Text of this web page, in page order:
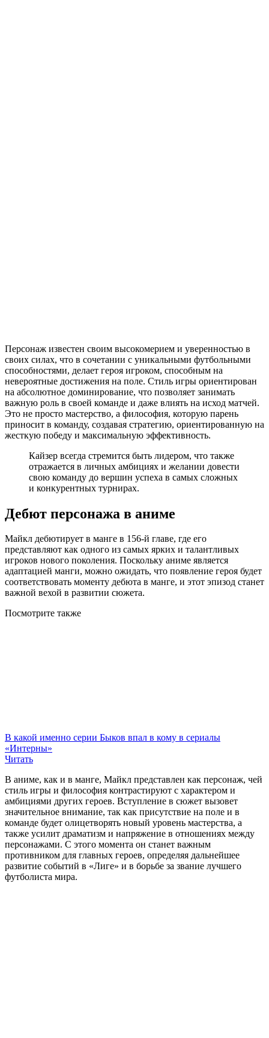
Персонаж известен своим высокомерием и уверенностью в
своих силах, что в сочетании с уникальными футбольными
способностями, делает героя игроком, способным на
невероятные достижения на поле. Стиль игры ориентирован
на абсолютное доминирование, что позволяет занимать
важную роль в своей команде и даже влиять на исход матчей.
Это не просто мастерство, а философия, которую парень
приносит в команду, создавая стратегию, ориентированную на
жесткую победу и максимальную эффективность.
Кайзер всегда стремится быть лидером, что также
отражается в личных амбициях и желании довести
свою команду до вершин успеха в самых сложных
и конкурентных турнирах.
Дебют персонажа в аниме
Майкл дебютирует в манге в 156-й главе, где его
представляют как одного из самых ярких и талантливых
игроков нового поколения. Поскольку аниме является
адаптацией манги, можно ожидать, что появление героя будет
соответствовать моменту дебюта в манге, и этот эпизод станет
важной вехой в развитии сюжета.
Посмотрите также
В какой именно серии Быков впал в кому в сериалы
«Интерны»
Читать
В аниме, как и в манге, Майкл представлен как персонаж, чей
стиль игры и философия контрастируют с характером и
амбициями других героев. Вступление в сюжет вызовет
значительное внимание, так как присутствие на поле и в
команде будет олицетворять новый уровень мастерства, а
также усилит драматизм и напряжение в отношениях между
персонажами. С этого момента он станет важным
противником для главных героев, определяя дальнейшее
развитие событий в «Лиге» и в борьбе за звание лучшего
футболиста мира.